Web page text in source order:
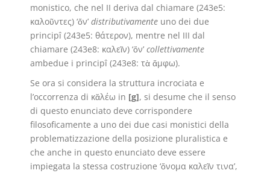
monistico, che nel II deriva dal chiamare (243e5:
καλοῦντες) ‘ὄν’ distributivamente uno dei due
principî (243e5: θάτερον), mentre nel III dal
chiamare (243e8: καλεῖν) ‘ὄν’ collettivamente
ambedue i principî (243e8: τὰ ἄμφω).
Se ora si considera la struttura incrociata e
l’occorrenza di κᾰλέω in [g], si desume che il senso
di questo enunciato deve corrispondere
filosoficamente a uno dei due casi monistici della
problematizzazione della posizione pluralistica e
che anche in questo enunciato deve essere
impiegata la stessa costruzione ‘ὄνομα καλεῖν τινα’,